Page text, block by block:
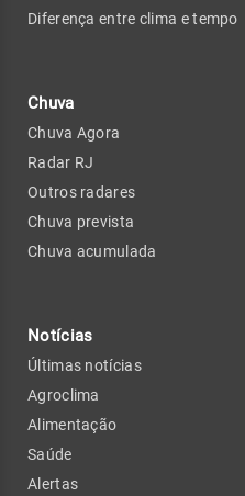
Diferença entre clima e tempo
Chuva
Chuva Agora
Radar RJ
Outros radares
Chuva prevista
Chuva acumulada
Notícias
Últimas notícias
Agroclima
Alimentação
Saúde
Alertas